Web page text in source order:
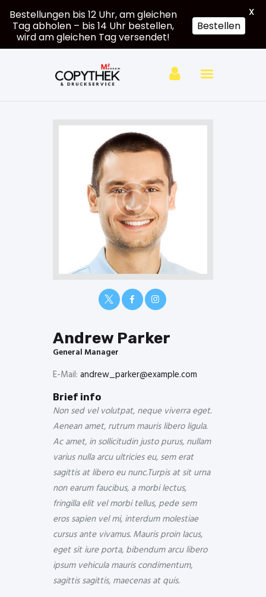
Großformat
Account
Andrew Parker
General Manager
E-Mail: andrew_parker@example.com
Brief info
Non sed vel volutpat, neque viverra eget.
Aenean amet, rutrum mauris libero ligula.
Ac amet, in sollicitudin justo purus, nullam
varius nulla arcu ultricies eu, sem erat
sagittis at libero eu nunc.Turpis at sit urna
non earum faucibus, a morbi lectus,
fringilla elit vel morbi tellus, pede sem
eros sapien vel mi, interdum molestiae
cursus ante vivamus. Mauris proin lacus,
eget sit iure porta, bibendum arcu libero
ipsum vehicula mauris condimentum,
sagittis sagittis, maecenas at quis.
Bestellungen bis 12 Uhr, am gleichen
Tag abholen – bis 14 Uhr bestellen,
wird am gleichen Tag versendet!
Bestellen
X